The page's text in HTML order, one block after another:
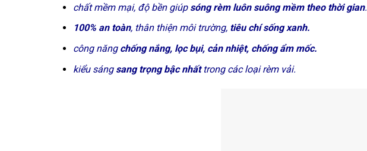
chất mềm mại, độ bền giúp sóng rèm luôn suông mềm theo thời gian.
100% an toàn, thân thiện môi trường,tiêu chí sống xanh.
công năng chống nắng, lọc bụi, cản nhiệt, chống ẩm mốc.
kiểu sáng sang trọng bậc nhấttrong các loại rèm vải.